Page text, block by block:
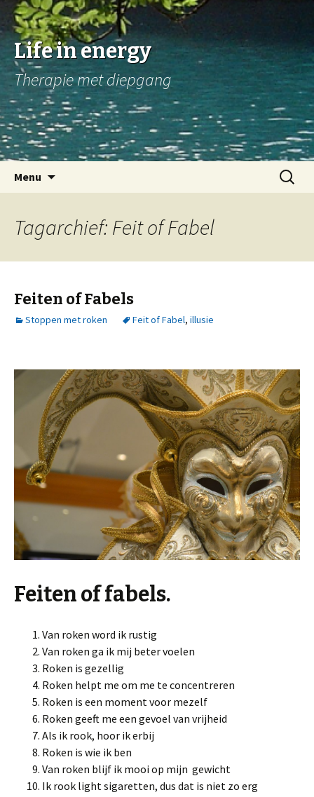
Life in energy
Therapie met diepgang
Menu
springen
Zoeken
naar:
Tagarchief: Feit of Fabel
Feiten of Fabels
Stoppen met roken Feit of Fabel, illusie
Feiten of fabels.
Van roken word ik rustig
Van roken ga ik mij beter voelen
Roken is gezellig
Roken helpt me om me te concentreren
Roken is een moment voor mezelf
Roken geeft me een gevoel van vrijheid
Als ik rook, hoor ik erbij
Roken is wie ik ben
Van roken blijf ik mooi op mijn gewicht
Ik rook light sigaretten, dus dat is niet zo erg